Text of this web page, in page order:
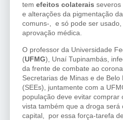
tem efeitos colaterais
e alterações da pigmentação
comuns-, e só pode ser usado,
aprovação médica.
O professor da Universidade
(UFMG), Unaí Tupinambás,
da frente de combate ao
Secretarias de Minas e de Belo
(SEEs), juntamente com a
população deve evitar comprar
vista também que a droga será
capital, por essa força-tarefa